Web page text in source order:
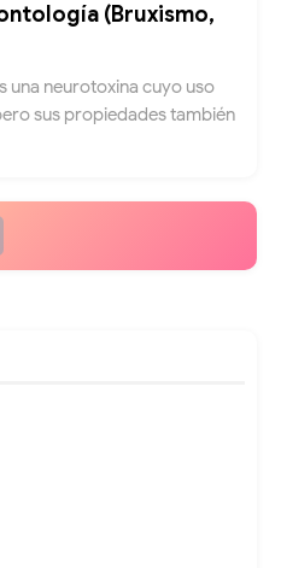
(Bruxismo,
una neurotoxina cuyo uso
sus propiedades también